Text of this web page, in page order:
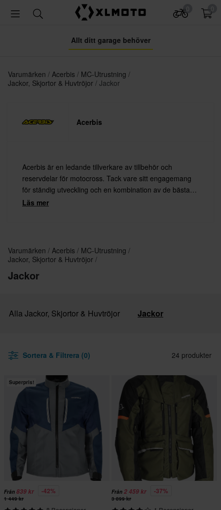
Allt ditt garage behöver
Varumärken Acerbis
MC-Utrustning
Jackor, Skjortor & Huvtröjor Jackor
Acerbis
Acerbis är en ledande tillverkare av tillbehör och
reservdelar för motocross. Tack vare sitt engagemang
för ständig utveckling och en kombination av de bästa
materialen med den senaste teknologin erbjuder Acerbis
Läs mer
Varumärken Acerbis
MC-Utrustning
Jackor, Skjortor & Huvtröjor
Jackor
Alla Jackor, Skjortor & Huvtröjor Jackor
Sortera & Filtrera (0) 24 produkter
Superpris!
Från 839 kr -42%
1 449 kr
Från 2 459 kr -37%
3 899 kr